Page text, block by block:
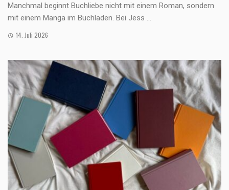
Manchmal beginnt Buchliebe nicht mit einem Roman, sondern
mit einem Manga im Buchladen. Bei Jess ...
14. Juli 2026